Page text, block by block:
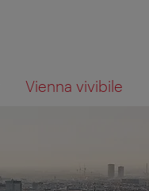
Vienna vivibile